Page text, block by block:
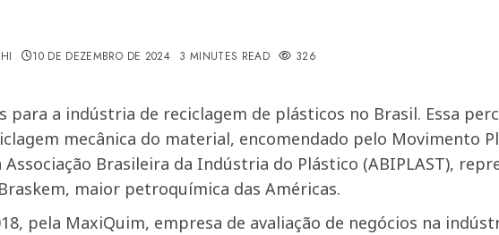
10 DE DEZEMBRO DE 2024 3 MINUTES READ 326
para a indústria de reciclagem de plásticos no Brasil. Essa
mecânica do material, encomendado pelo Movimento
Brasileira da Indústria do Plástico (ABIPLAST),
maior petroquímica das Américas.
pela MaxiQuim, empresa de avaliação de negócios na